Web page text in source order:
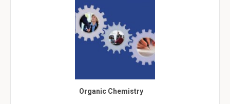
Organic Chemistry